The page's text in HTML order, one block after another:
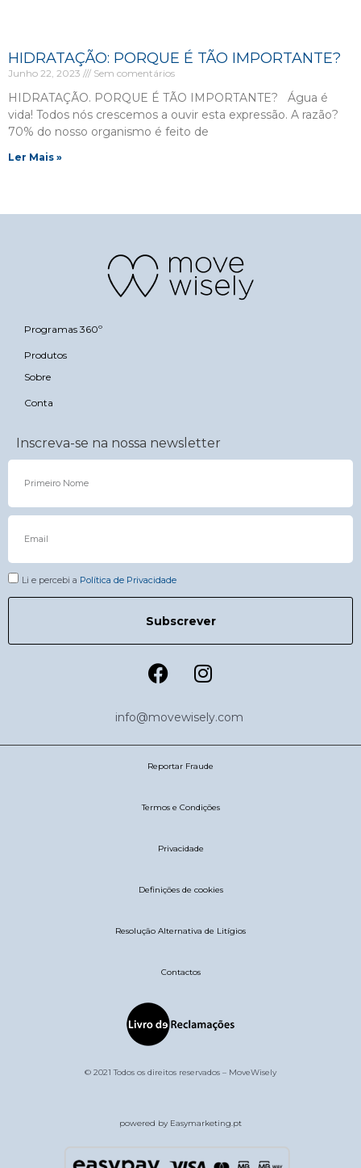
HIDRATAÇÃO: PORQUE É TÃO IMPORTANTE?
Junho 22, 2023 Sem comentários
HIDRATAÇÃO. PORQUE É TÃO IMPORTANTE? Água é
vida! Todos nós crescemos a ouvir esta expressão. A razão?
70% do nosso organismo é feito de
Ler Mais »
Programas 360º
Produtos
Sobre
Conta
Inscreva-se na nossa newsletter
Li e percebi a Política de Privacidade
Subscrever
info@movewisely.com
Reportar Fraude
Termos e Condições
Privacidade
Definições de cookies
Resolução Alternativa de Litígios
Contactos
© 2021 Todos os direitos reservados – MoveWisely
powered by Easymarketing.pt